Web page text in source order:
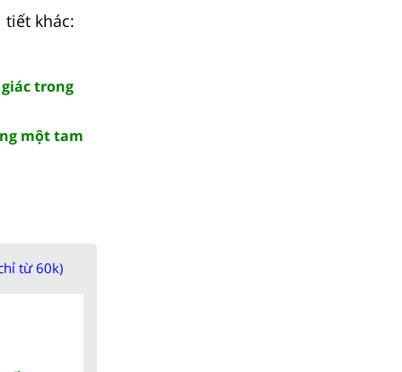
tiết khác:
trong
một tam
từ 60k)